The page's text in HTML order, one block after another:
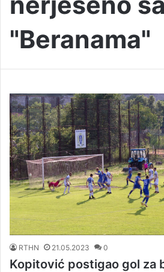
"Beranama"
RTHN 21.05.2023 0
Kopitović postigao gol za